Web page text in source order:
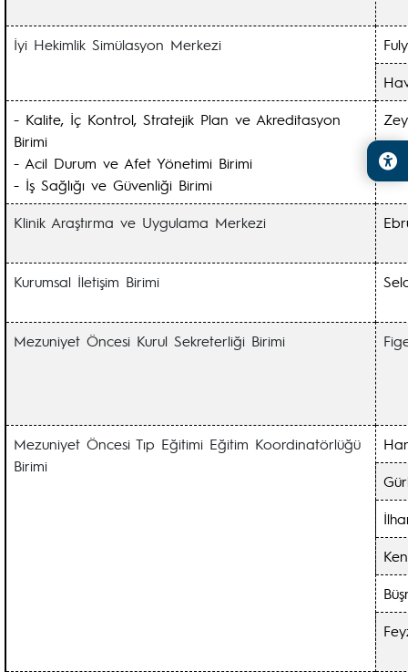
İyi Hekimlik Simülasyon Merkezi
- Kalite, İç Kontrol, Stratejik Plan ve Akreditasyon
Birimi
- Acil Durum ve Afet Yönetimi Birimi
- İş Sağlığı ve Güvenliği Birimi
Klinik Araştırma ve Uygulama Merkezi
Kurumsal İletişim Birimi
Mezuniyet Öncesi Kurul Sekreterliği Birimi
Mezuniyet Öncesi Tıp Eğitimi Eğitim Koordinatörlüğü
Birimi